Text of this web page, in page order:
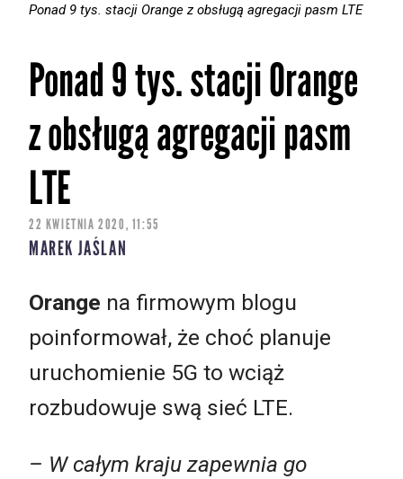
Ponad 9 tys. stacji Orange z obsługą agregacji pasm LTE
Ponad 9 tys. stacji Orange
z obsługą agregacji pasm
LTE
22 KWIETNIA 2020, 11:55
MAREK JAŚLAN
Orange na firmowym blogu
poinformował, że choć planuje
uruchomienie 5G to wciąż
rozbudowuje swą sieć LTE.
– W całym kraju zapewnia go